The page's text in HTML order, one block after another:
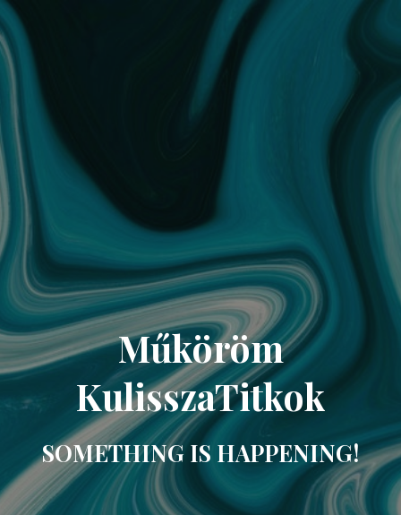
Műköröm
KulisszaTitkok
SOMETHING IS HAPPENING!